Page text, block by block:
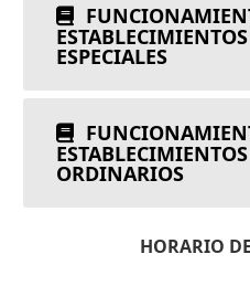
ESPECIALES
ORDINARIOS
HORARIO